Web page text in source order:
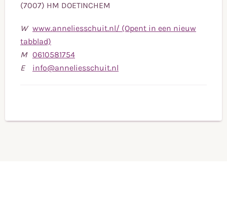
(7007) HM DOETINCHEM
W www.anneliesschuit.nl/ (Opent in een nieuw
tabblad)
M 0610581754Bel
naar
E info@anneliesschuit.nl
naar